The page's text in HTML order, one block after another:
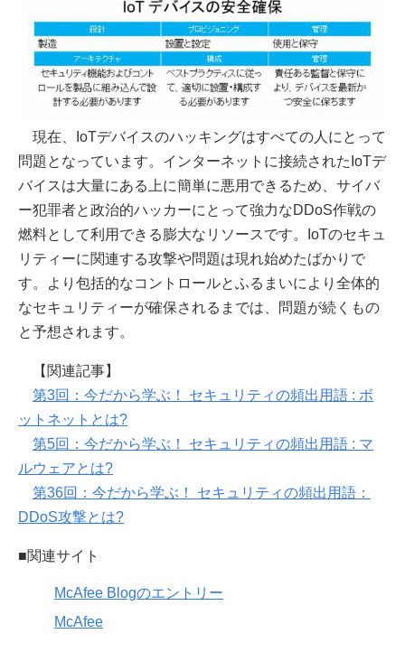
現在、IoTデバイスのハッキングはすべての人にとって
問題となっています。インターネットに接続されたIoTデ
バイスは大量にある上に簡単に悪用できるため、サイバ
ー犯罪者と政治的ハッカーにとって強力なDDoS作戦の
燃料として利用できる膨大なリソースです。IoTのセキュ
リティーに関連する攻撃や問題は現れ始めたばかりで
す。より包括的なコントロールとふるまいにより全体的
なセキュリティーが確保されるまでは、問題が続くもの
と予想されます。
【関連記事】
第3回：今だから学ぶ！ セキュリティの頻出用語 : ボ
ットネットとは?
第5回：今だから学ぶ！ セキュリティの頻出用語 : マ
ルウェアとは?
第36回：今だから学ぶ！ セキュリティの頻出用語：
DDoS攻撃とは?
■関連サイト
McAfee Blogのエントリー
McAfee